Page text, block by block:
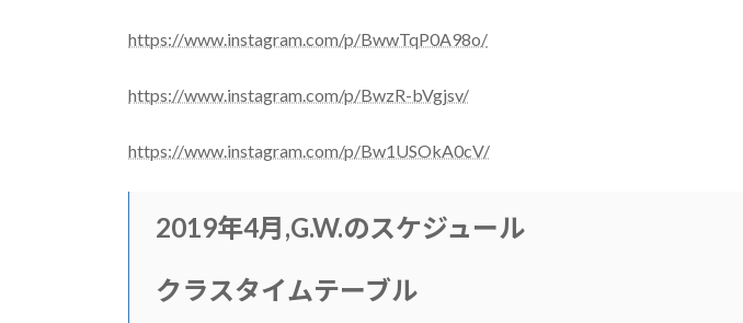
https://www.instagram.com/p/BwwTqP0A98o/
https://www.instagram.com/p/BwzR-bVgjsv/
https://www.instagram.com/p/Bw1USOkA0cV/
2019年4月,G.W.のスケジュール
クラスタイムテーブル